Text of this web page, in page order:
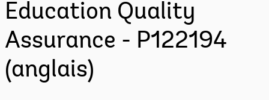
Education Quality
Assurance - P122194
(anglais)